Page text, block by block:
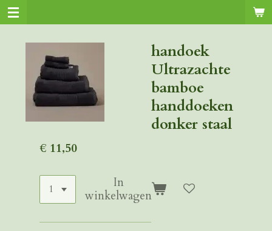
Ga
direct
hoofdinhoud
handoek
Ultrazachte
bamboe
handdoeken
donker staal
€ 11,50
In
winkelwagen